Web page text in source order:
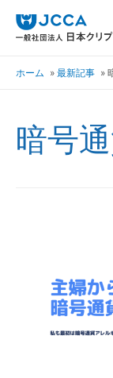
ホーム 最新記事
暗号